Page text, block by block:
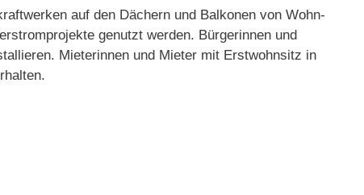
auf den Dächern und Balkonen von Wohn-
genutzt werden. Bürgerinnen und
Mieterinnen und Mieter mit Erstwohnsitz in